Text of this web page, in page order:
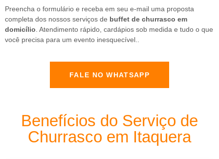
Preencha o formulário e receba em seu e-mail uma proposta
completa dos nossos serviços de buffet de churrasco em
domicílio . Atendimento rápido, cardápios sob medida e tudo o que
você precisa para um evento inesquecível..
FALE NO WHATSAPP
Benefícios do Serviço de
Churrasco em Itaquera